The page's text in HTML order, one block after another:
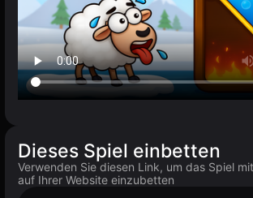
Dieses Spiel einbetten
Verwenden Sie diesen Link, um das Spiel
auf Ihrer Website einzubetten